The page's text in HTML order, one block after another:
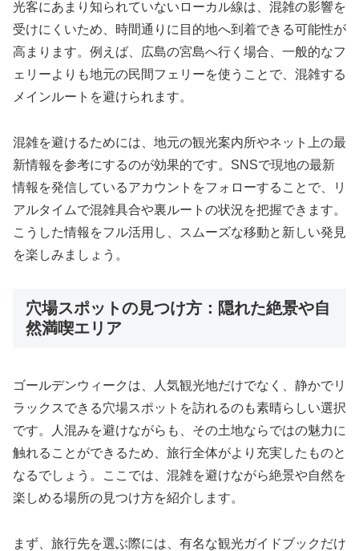
光客にあまり知られていないローカル線は、混雑の影響を
受けにくいため、時間通りに目的地へ到着できる可能性が
高まります。例えば、広島の宮島へ行く場合、一般的なフ
ェリーよりも地元の民間フェリーを使うことで、混雑する
メインルートを避けられます。
混雑を避けるためには、地元の観光案内所やネット上の最
新情報を参考にするのが効果的です。SNSで現地の最新
情報を発信しているアカウントをフォローすることで、リ
アルタイムで混雑具合や裏ルートの状況を把握できます。
こうした情報をフル活用し、スムーズな移動と新しい発見
を楽しみましょう。
穴場スポットの見つけ方：隠れた絶景や自
然満喫エリア
ゴールデンウィークは、人気観光地だけでなく、静かでリ
ラックスできる穴場スポットを訪れるのも素晴らしい選択
です。人混みを避けながらも、その土地ならではの魅力に
触れることができるため、旅行全体がより充実したものと
なるでしょう。ここでは、混雑を避けながら絶景や自然を
楽しめる場所の見つけ方を紹介します。
まず、旅行先を選ぶ際には、有名な観光ガイドブックだけ